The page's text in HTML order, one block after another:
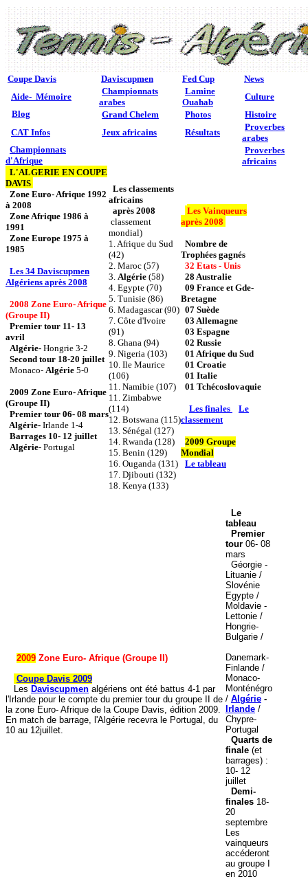
Coupe Davis Daviscupmen Fed Cup
News
Aide- Mémoire
Championnats
arabes
Lamine
Ouahab
Culture
Blog
Grand Chelem Photos
Histoire
CAT Infos
Jeux africains Résultats
Proverbes
arabes
Championnats
d'Afrique
Proverbes
africains
L'ALGERIE EN COUPE
DAVIS
Zone Euro- Afrique 1992
à 2008
Zone Afrique 1986 à
1991
Zone Europe 1975 à
1985
Les 34 Daviscupmen
Algériens après 2008
2008 Zone Euro- Afrique
(Groupe II)
Premier tour 11- 13
avril
Algérie- Hongrie 3-2
Second tour 18-20 juillet
Monaco- Algérie 5-0
2009 Zone Euro- Afrique
(Groupe II)
Premier tour 06- 08 mars
Algérie- Irlande 1-4
Barrages 10- 12 juillet
Algérie- Portugal
Les classements
africains
après 2008
classement
mondial)
1. Afrique du Sud
(42)
2. Maroc (57)
3. Algérie (58)
4. Egypte (70)
5. Tunisie (86)
6. Madagascar (90)
7. Côte d'Ivoire
(91)
8. Ghana (94)
9. Nigeria (103)
10. Ile Maurice
(106)
11. Namibie (107)
11. Zimbabwe
(114)
12. Botswana (115)
13. Sénégal (127)
14. Rwanda (128)
15. Benin (129)
16. Ouganda (131)
17. Djibouti (132)
18. Kenya (133)
Les Vainqueurs
après 2008
Nombre de
Trophées gagnés
32 Etats - Unis
28 Australie
09 France et Gde-
Bretagne
07 Suède
03 Allemagne
03 Espagne
02 Russie
01 Afrique du Sud
01 Croatie
01 Italie
01 Tchécoslovaquie
Les finales
Le
classement
2009 Groupe
Mondial
Le tableau
2009 Zone Euro- Afrique (Groupe II)
Coupe Davis 2009
Les Daviscupmen algériens ont été battus 4-1 par
l'Irlande pour le compte du premier tour du groupe II de
la zone Euro- Afrique de la Coupe Davis, édition 2009.
En match de barrage, l'Algérie recevra le Portugal, du
10 au 12juillet.
Le
tableau
Premier
tour 06- 08
mars
Géorgie -
Lituanie /
Slovénie
Egypte /
Moldavie -
Lettonie /
Hongrie-
Bulgarie /
Danemark-
Finlande /
Monaco-
Monténégro
/ Algérie -
Irlande /
Chypre-
Portugal
Quarts de
finale (et
barrages) :
10- 12
juillet
Demi-
finales 18-
20
septembre
Les
vainqueurs
accéderont
au groupe I
en 2010